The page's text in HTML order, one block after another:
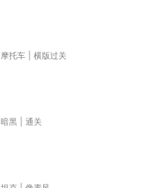
摩托车
横版过关
暗黑
通关